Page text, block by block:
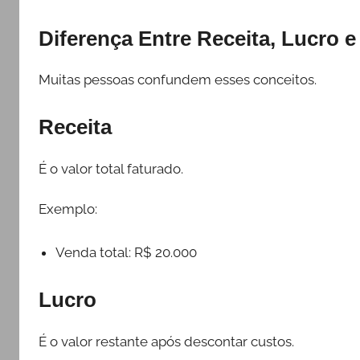
Diferença Entre Receita, Lucro e
Muitas pessoas confundem esses conceitos.
Receita
É o valor total faturado.
Exemplo:
Venda total: R$ 20.000
Lucro
É o valor restante após descontar custos.